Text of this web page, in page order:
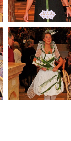
259_l Brabant –
Fashion Attitude
Une Mariée dans l
Air du Temps